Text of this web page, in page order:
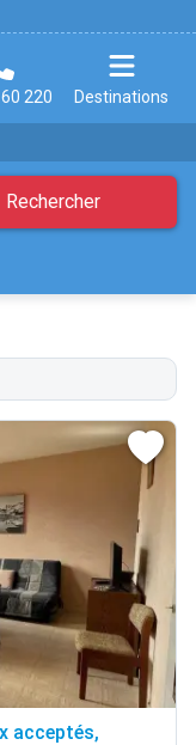
220 Destinations
Rechercher
acceptés,